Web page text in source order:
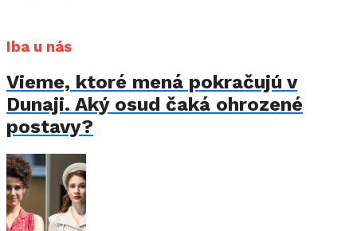
Iba u nás
Vieme, ktoré mená pokračujú v
Dunaji. Aký osud čaká ohrozené
postavy?